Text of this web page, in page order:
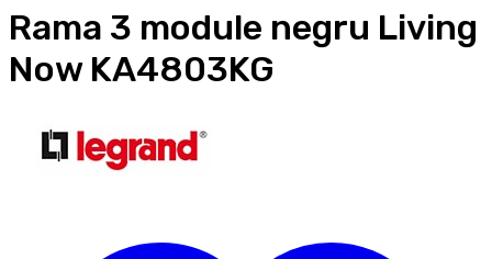
Rama 3 module negru Living
Now KA4803KG